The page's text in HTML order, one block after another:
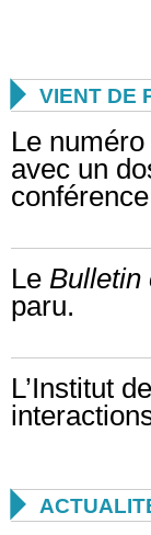
 VIENT DE
Le
avec un
Le
paru.
L’Institut
